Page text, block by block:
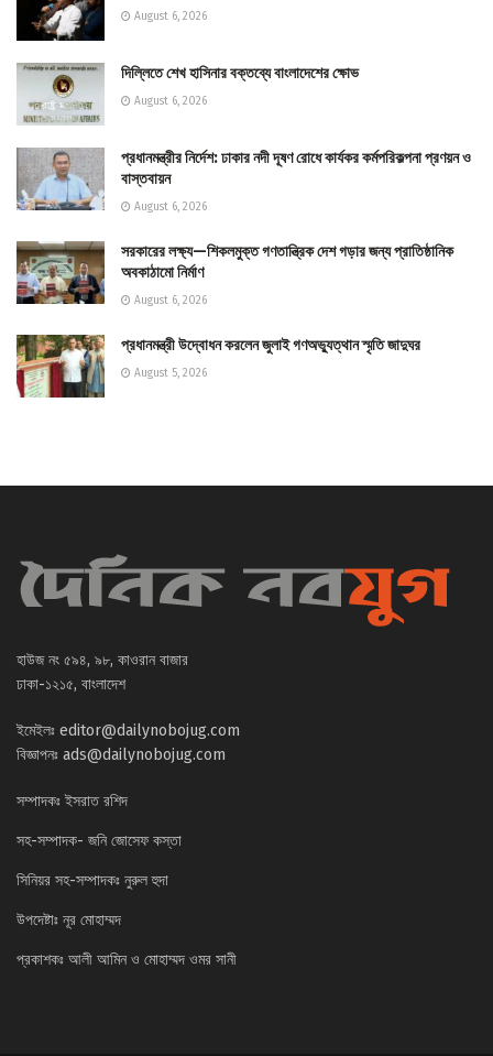
August 6, 2026
দিল্লিতে শেখ হাসিনার বক্তব্যে বাংলাদেশের ক্ষোভ
August 6, 2026
প্রধানমন্ত্রীর নির্দেশ: ঢাকার নদী দূষণ রোধে কার্যকর কর্মপরিকল্পনা প্রণয়ন ও
বাস্তবায়ন
August 6, 2026
সরকারের লক্ষ্য—শিকলমুক্ত গণতান্ত্রিক দেশ গড়ার জন্য প্রাতিষ্ঠানিক
অবকাঠামো নির্মাণ
August 6, 2026
প্রধানমন্ত্রী উদ্বোধন করলেন জুলাই গণঅভ্যুত্থান স্মৃতি জাদুঘর
August 5, 2026
হাউজ নং ৫৯৪, ৯৮, কাওরান বাজার
ঢাকা-১২১৫, বাংলাদেশ
ইমেইলঃ editor@dailynobojug.com
বিজ্ঞাপনঃ ads@dailynobojug.com
সম্পাদকঃ ইসরাত রশিদ
সহ-সম্পাদক- জনি জোসেফ কস্তা
সিনিয়র সহ-সম্পাদকঃ নুরুল হুদা
উপদেষ্টাঃ নূর মোহাম্মদ
প্রকাশকঃ আলী আমিন ও মোহাম্মদ ওমর সানী